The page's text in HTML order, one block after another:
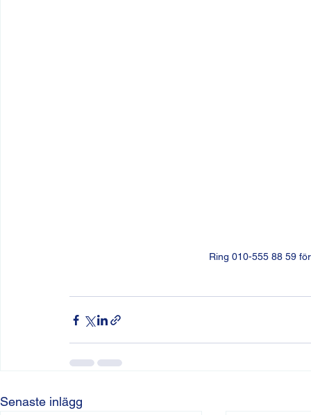
Ring 010-555 88 59
Senaste inlägg